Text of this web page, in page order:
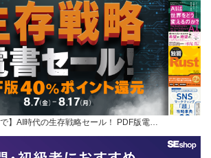
】AI時代の生存戦略セール！ PDF版電…